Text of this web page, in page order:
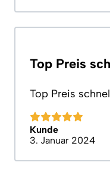
Top Preis
Top Preis
Kunde
3. Januar 2024